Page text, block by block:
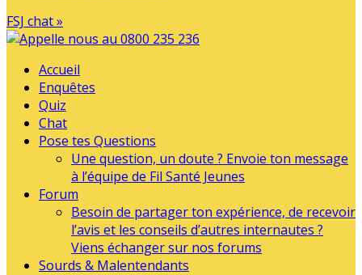
FSJ chat »
Accueil
Enquêtes
Quiz
Chat
Pose tes Questions
Une question, un doute ? Envoie ton message
à l’équipe de Fil Santé Jeunes
Forum
Besoin de partager ton expérience, de recevoir
l’avis et les conseils d’autres internautes ?
Viens échanger sur nos forums
Sourds & Malentendants